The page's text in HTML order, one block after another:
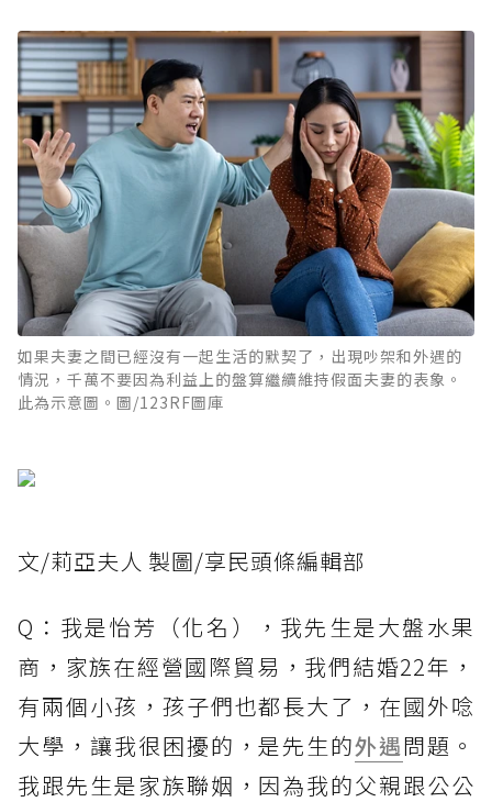
如果夫妻之間已經沒有一起生活的默契了，出現吵架和外遇的
情況，千萬不要因為利益上的盤算繼續維持假面夫妻的表象。
此為示意圖。圖/123RF圖庫
文/莉亞夫人 製圖/享民頭條編輯部
Q：我是怡芳（化名），我先生是大盤水果
商，家族在經營國際貿易，我們結婚22年，
有兩個小孩，孩子們也都長大了，在國外唸
大學，讓我很困擾的，是先生的外遇問題。
我跟先生是家族聯姻，因為我的父親跟公公